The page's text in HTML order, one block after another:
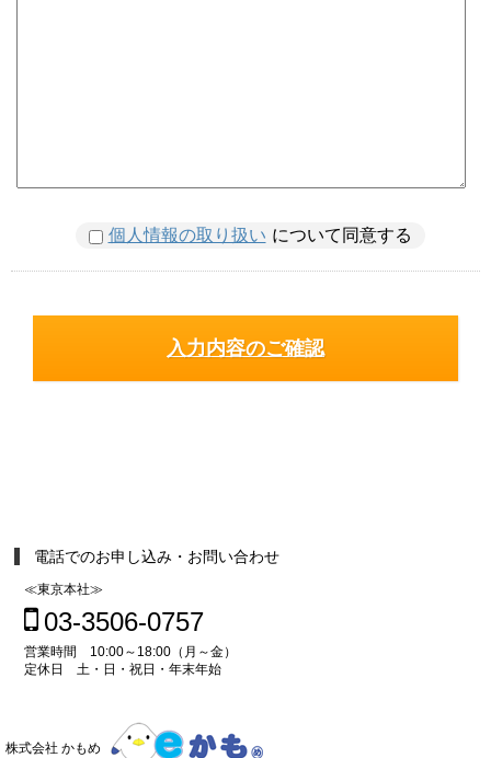
個人情報の取り扱い について同意する
電話でのお申し込み・お問い合わせ
≪東京本社≫
03-3506-0757
営業時間 10:00～18:00（月～金）
定休日 土・日・祝日・年末年始
株式会社 かもめ